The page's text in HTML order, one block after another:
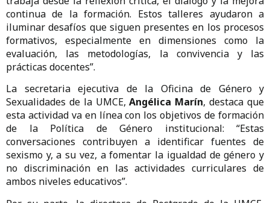
continua de la formación. Estos talleres ayudaron a
iluminar desafíos que siguen presentes en los procesos
formativos, especialmente en dimensiones como la
evaluación, las metodologías, la convivencia y las
prácticas docentes”.
La secretaria ejecutiva de la Oficina de Género y
Sexualidades de la UMCE,Angélica Marín, destaca que
esta actividad va en línea con los objetivos de formación
de la Política de Género institucional: “Estas
conversaciones contribuyen a identificar fuentes de
sexismo y, a su vez, a fomentar la igualdad de género y
no discriminación en las actividades curriculares de
ambos niveles educativos”.